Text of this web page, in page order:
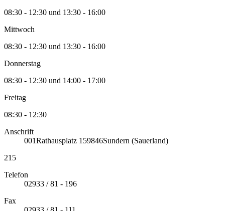
08:30 - 12:30 und 13:30 - 16:00
Mittwoch
08:30 - 12:30 und 13:30 - 16:00
Donnerstag
08:30 - 12:30 und 14:00 - 17:00
Freitag
08:30 - 12:30
Anschrift
001Rathausplatz 1 59846Sundern (Sauerland)
215
Telefon
02933 / 81 - 196
Fax